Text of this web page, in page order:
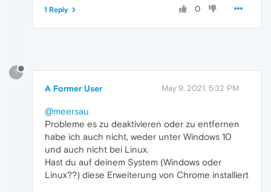
0
1 Reply
?
A Former User May 9, 2021, 5:32 PM
@meersau
Probleme es zu deaktivieren oder zu entfernen
habe ich auch nicht, weder unter Windows 10
und auch nicht bei Linux.
Hast du auf deinem System (Windows oder
Linux??) diese Erweiterung von Chrome installiert